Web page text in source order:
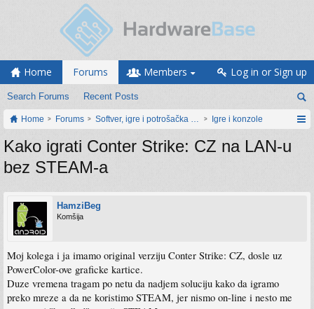
Home Forums
Search Forums Recent Posts
Members Log in or Sign up
Home Forums Softver, igre i potrošačka elektronikaIgre i konzole
Kako igrati Conter Strike: CZ na LAN-u
bez STEAM-a
HamziBeg
Komšija
Moj kolega i ja imamo original verziju Conter Strike: CZ, dosle uz
PowerColor-ove graficke kartice.
Duze vremena tragam po netu da nadjem soluciju kako da igramo
preko mreze a da ne koristimo STEAM, jer nismo on-line i nesto me